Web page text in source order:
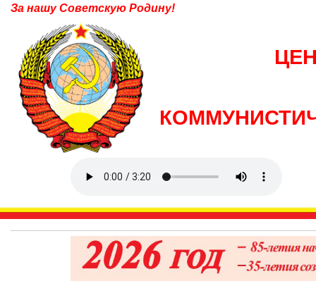
За нашу Советскую Родину!